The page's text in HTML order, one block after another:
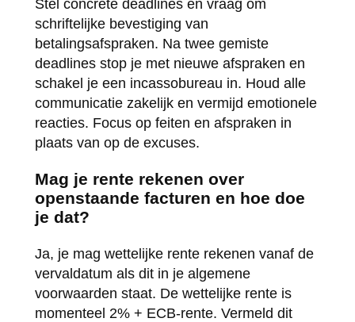
Stel concrete deadlines en vraag om
schriftelijke bevestiging van
betalingsafspraken. Na twee gemiste
deadlines stop je met nieuwe afspraken en
schakel je een incassobureau in. Houd alle
communicatie zakelijk en vermijd emotionele
reacties. Focus op feiten en afspraken in
plaats van op de excuses.
Mag je rente rekenen over
openstaande facturen en hoe doe
je dat?
Ja, je mag wettelijke rente rekenen vanaf de
vervaldatum als dit in je algemene
voorwaarden staat. De wettelijke rente is
momenteel 2% + ECB-rente. Vermeld dit